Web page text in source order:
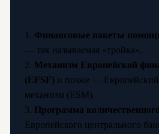
1. Финансовые пакеты
— так называемая «тройка».
2. Механизм Европейской
(EFSF)и позже — Европейский
механизм (ESM).
3. Программа
Европейского центрального